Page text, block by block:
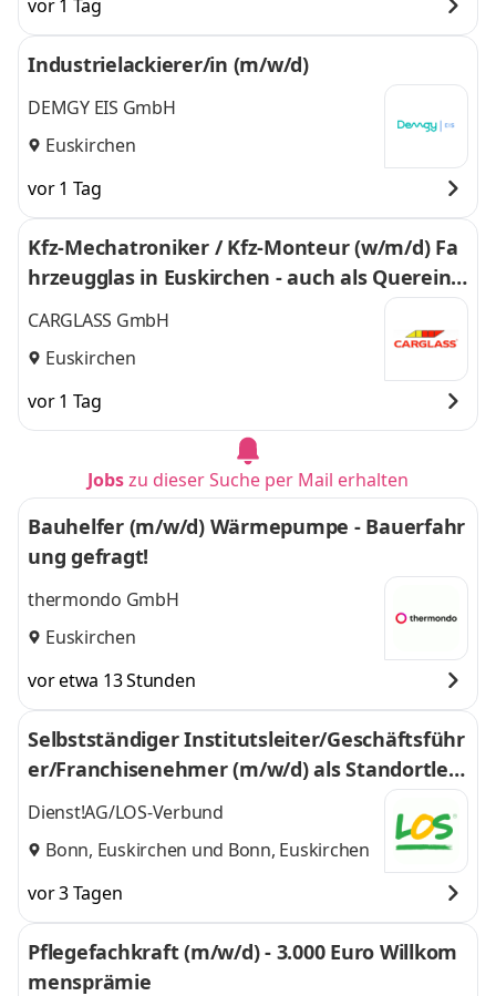
vor 1 Tag
Industrielackierer/in (m/w/d)
DEMGY EIS GmbH
Euskirchen
vor 1 Tag
Kfz-Mechatroniker / Kfz-Monteur (w/m/d) Fa
hrzeugglas in Euskirchen - auch als Quereins
tieg 351
CARGLASS GmbH
Euskirchen
vor 1 Tag
Jobszu dieser Suche per Mail erhalten
Bauhelfer (m/w/d) Wärmepumpe - Bauerfahr
ung gefragt!
thermondo GmbH
Euskirchen
vor etwa 13 Stunden
Selbstständiger Institutsleiter/Geschäftsführ
er/Franchisenehmer (m/w/d) als Standortleit
er (m/w/d) im LOS-Verbund
Dienst!AG/LOS-Verbund
Bonn, Euskirchen und Bonn, Euskirchen
vor 3 Tagen
Pflegefachkraft (m/w/d) - 3.000 Euro Willkom
mensprämie